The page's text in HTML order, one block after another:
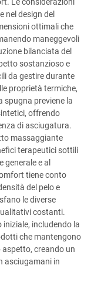
nel design del
ottimali che
maneggevoli
bilanciata del
sostanzioso e
da gestire durante
proprietà termiche,
previene la
offrendo
di asciugatura.
massaggiante
terapeutici sottili
e al
tiene conto
del pelo e
le diverse
costanti.
includendo la
che mantengono
aspetto, creando un
asciugamani in